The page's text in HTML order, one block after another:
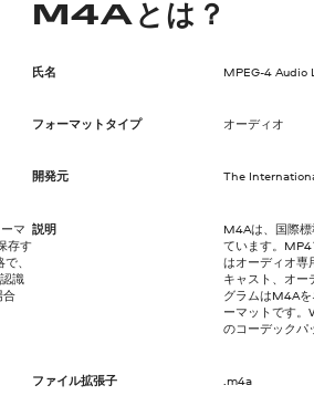
マ
存す
、
識
合
M4Aとは？
氏名 MPEG-4 Audio
フォーマットタイプ オーディオ
開発元 The
説明
M4Aは、国際
ています。
はオーディオ専
キャスト、オー
グラムはM4A
ーマットです
のコーデックパ
ファイル拡張子 .m4a